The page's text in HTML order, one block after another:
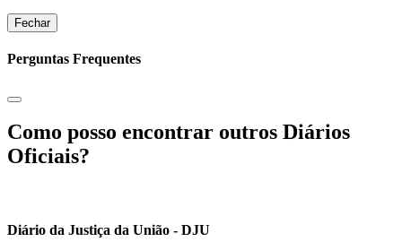
Fechar
Perguntas Frequentes
Como posso encontrar outros Diários
Oficiais?
Diário da Justiça da União - DJU